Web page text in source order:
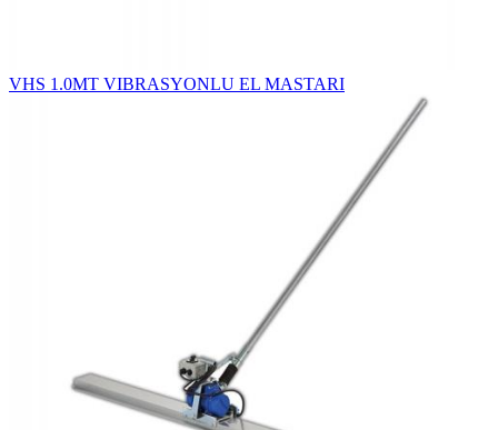
VHS 1.0MT VIBRASYONLU EL MASTARI